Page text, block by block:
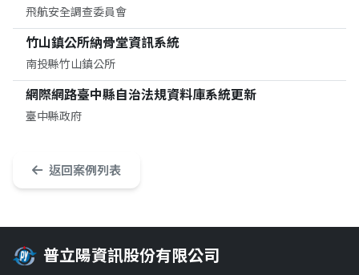
飛航安全調查委員會
竹山鎮公所納骨堂資訊系統
南投縣竹山鎮公所
網際網路臺中縣自治法規資料庫系統更新
臺中縣政府
返回案例列表
普立陽資訊股份有限公司